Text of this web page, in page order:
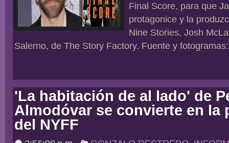
Final Score, para que
protagonice y la
Nine Stories, Josh
Salerno, de The Story Factory. Fuente y
'La habitación de al lado' de
Almodóvar se convierte en la
del NYFF